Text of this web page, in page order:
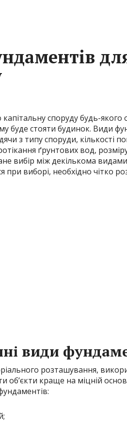
споруду будь-якого
буде стояти будинок. Види
з типу споруди, кількості
ґрунтових вод,
вибір між декількома
виборі, необхідно чітко
види
розташування,
об’єкти краще на міцній